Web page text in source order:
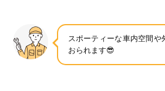
スポーティーな車内空間や
おられます😎